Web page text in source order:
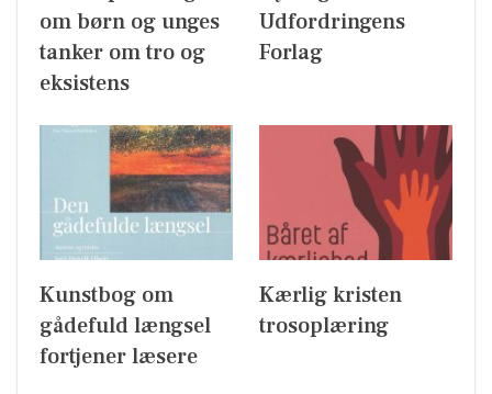
om børn og unges
tanker om tro og
eksistens
Udfordringens
Forlag
Kunstbog om
gådefuld længsel
fortjener læsere
Kærlig kristen
trosoplæring